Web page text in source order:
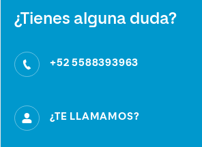
¿Tienes alguna duda?
+52 5588393963
¿TE LLAMAMOS?